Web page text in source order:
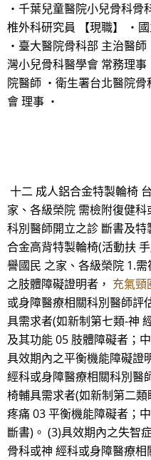
・千葉兒童醫院小兒骨科
椎外科研究員 【現職】 ・
・臺大醫院骨科部 主治醫
灣小兒骨科醫學會 常務理
院醫師 ・衛生署台北醫院
會 理事 ・
十二 成人鋁合金特製輪椅
家、各級榮院 需檢附復健
科別醫師開立之診 斷書及
合金高背特製輪椅(活動扶
譽國民 之家、各級榮院 1.
之肢體障礙證明者， 充氣頸
或身障醫療相關科別醫師評
具需求者(如新制第七類-神
及其功能 05 肢體障礙者；
具效期內之平衡機能障礙證
經科或身障醫療相關科別醫
椅輔具需求者(如新制第二
疼痛 03 平衡機能障礙者；
斷書)。 (3)具效期內之失智
骨科或神 經科或身障醫療